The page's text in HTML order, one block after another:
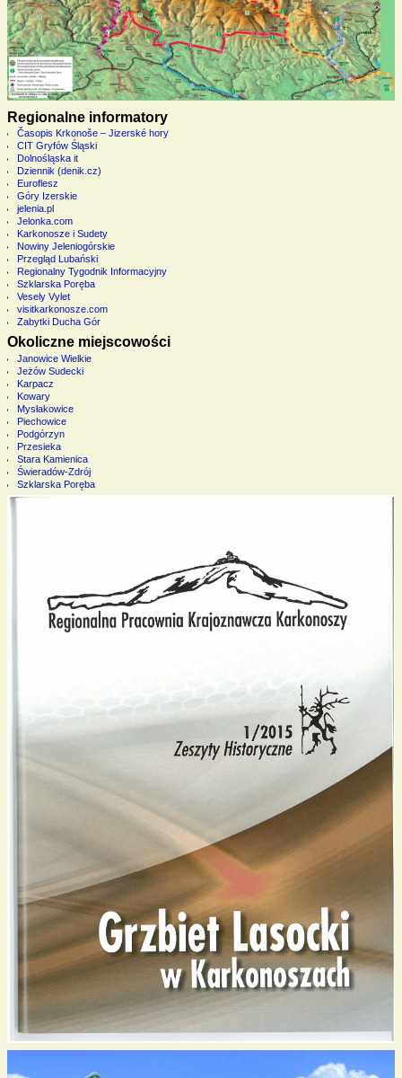
Regionalne informatory
Časopis Krkonoše – Jizerské hory
CIT Gryfów Śląski
Dolnośląska it
Dziennik (denik.cz)
Euroflesz
Góry Izerskie
jelenia.pl
Jelonka.com
Karkonosze i Sudety
Nowiny Jeleniogórskie
Przegląd Lubański
Regionalny Tygodnik Informacyjny
Szklarska Poręba
Vesely Vylet
visitkarkonosze.com
Zabytki Ducha Gór
Okoliczne miejscowości
Janowice Wielkie
Jeżów Sudecki
Karpacz
Kowary
Mysłakowice
Piechowice
Podgórzyn
Przesieka
Stara Kamienica
Świeradów-Zdrój
Szklarska Poręba